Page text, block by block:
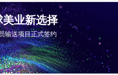
美业新选择
输送项目正式签约